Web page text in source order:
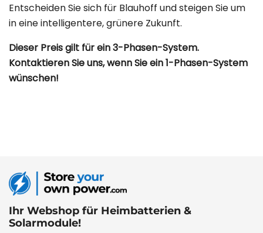
Entscheiden Sie sich für Blauhoff und steigen Sie um
in eine intelligentere, grünere Zukunft.
Dieser Preis gilt für ein 3-Phasen-System.
Kontaktieren Sie uns, wenn Sie ein 1-Phasen-System
wünschen!
Ihr Webshop für Heimbatterien &
Solarmodule!